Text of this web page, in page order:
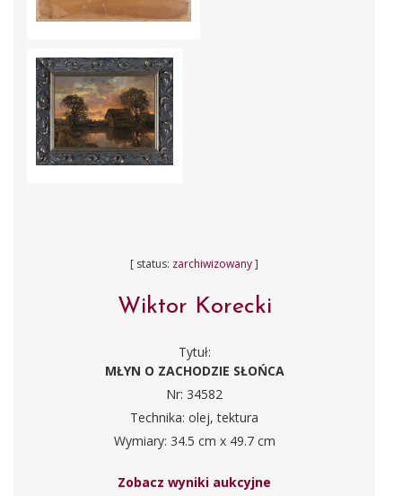
[ status: zarchiwizowany]
Wiktor Korecki
Tytuł:
MŁYN O ZACHODZIE SŁOŃCA
Nr: 34582
Technika: olej, tektura
Wymiary: 34.5 cm x 49.7 cm
Zobacz wyniki aukcyjne